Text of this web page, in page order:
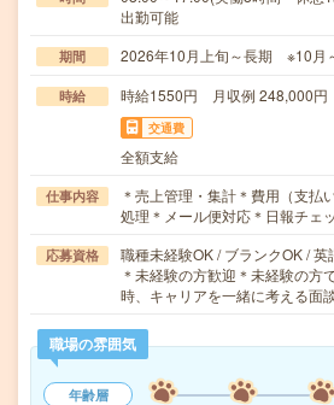
出勤可能
期間 2026年10月上旬～長期 ※10月
時給 時給1550円 月収例 248,000円
交通費
全額支給
仕事内容
＊売上管理・集計＊費用（支払
処理＊メール便対応＊日報チェ
応募資格
職種未経験OK / ブランクOK / 英
＊未経験の方歓迎＊未経験の方
時、キャリアを一緒に考える面
職場の雰囲気
年齢層